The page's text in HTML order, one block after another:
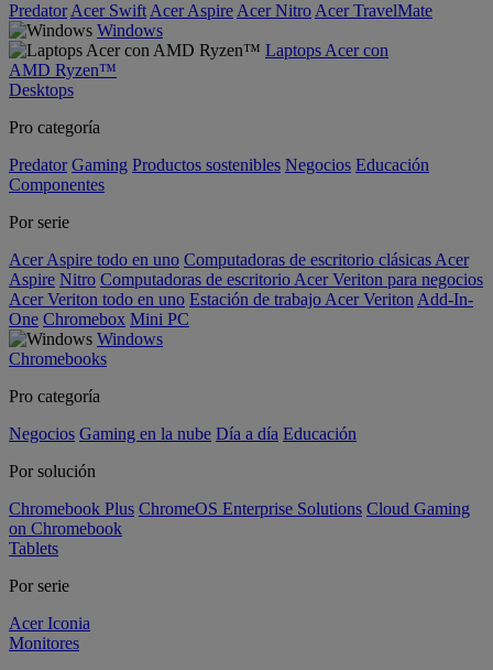
Predator Acer Swift Acer Aspire Acer Nitro Acer TravelMate
Windows
Laptops Acer con
AMD Ryzen™
Desktops
Pro categoría
Predator Gaming Productos sostenibles Negocios Educación
Componentes
Por serie
Acer Aspire todo en uno Computadoras de escritorio clásicas Acer
Aspire Nitro Computadoras de escritorio Acer Veriton para negocios
Acer Veriton todo en uno Estación de trabajo Acer Veriton Add-In-
One Chromebox Mini PC
Windows
Chromebooks
Pro categoría
Negocios Gaming en la nube Día a día Educación
Por solución
Chromebook Plus ChromeOS Enterprise Solutions Cloud Gaming
on Chromebook
Tablets
Por serie
Acer Iconia
Monitores